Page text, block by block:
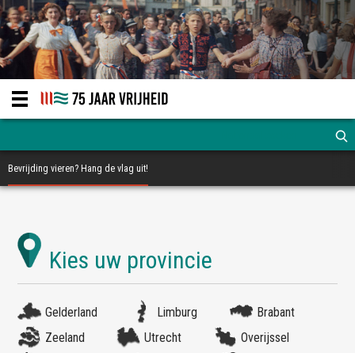
Bevrijding vieren? Hang de vlag uit!
Gelderland Limburg
Brabant
Zeeland
Utrecht
Overijssel